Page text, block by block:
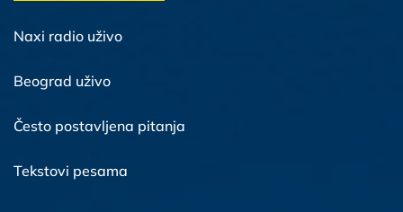
Naxi radio uživo
Beograd uživo
Često postavljena pitanja
Tekstovi pesama